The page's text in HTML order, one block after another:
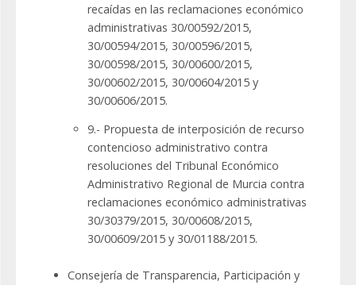
recaídas en las reclamaciones económico
administrativas 30/00592/2015,
30/00594/2015, 30/00596/2015,
30/00598/2015, 30/00600/2015,
30/00602/2015, 30/00604/2015 y
30/00606/2015.
9.- Propuesta de interposición de recurso
contencioso administrativo contra
resoluciones del Tribunal Económico
Administrativo Regional de Murcia contra
reclamaciones económico administrativas
30/30379/2015, 30/00608/2015,
30/00609/2015 y 30/01188/2015.
Consejería de Transparencia, Participación y